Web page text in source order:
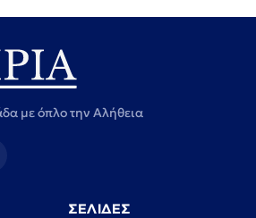
με όπλο την Αλήθεια
ΣΕΛΙΔΕΣ